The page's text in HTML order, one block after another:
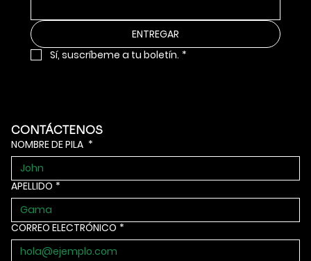
ENTREGAR
Sí, suscríbeme a tu boletín. *
CONTÁCTENOS
NOMBRE DE PILA *
APELLIDO *
CORREO ELECTRÓNICO *